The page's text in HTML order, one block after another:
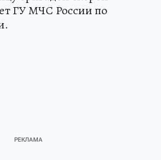
ГУ МЧС России по